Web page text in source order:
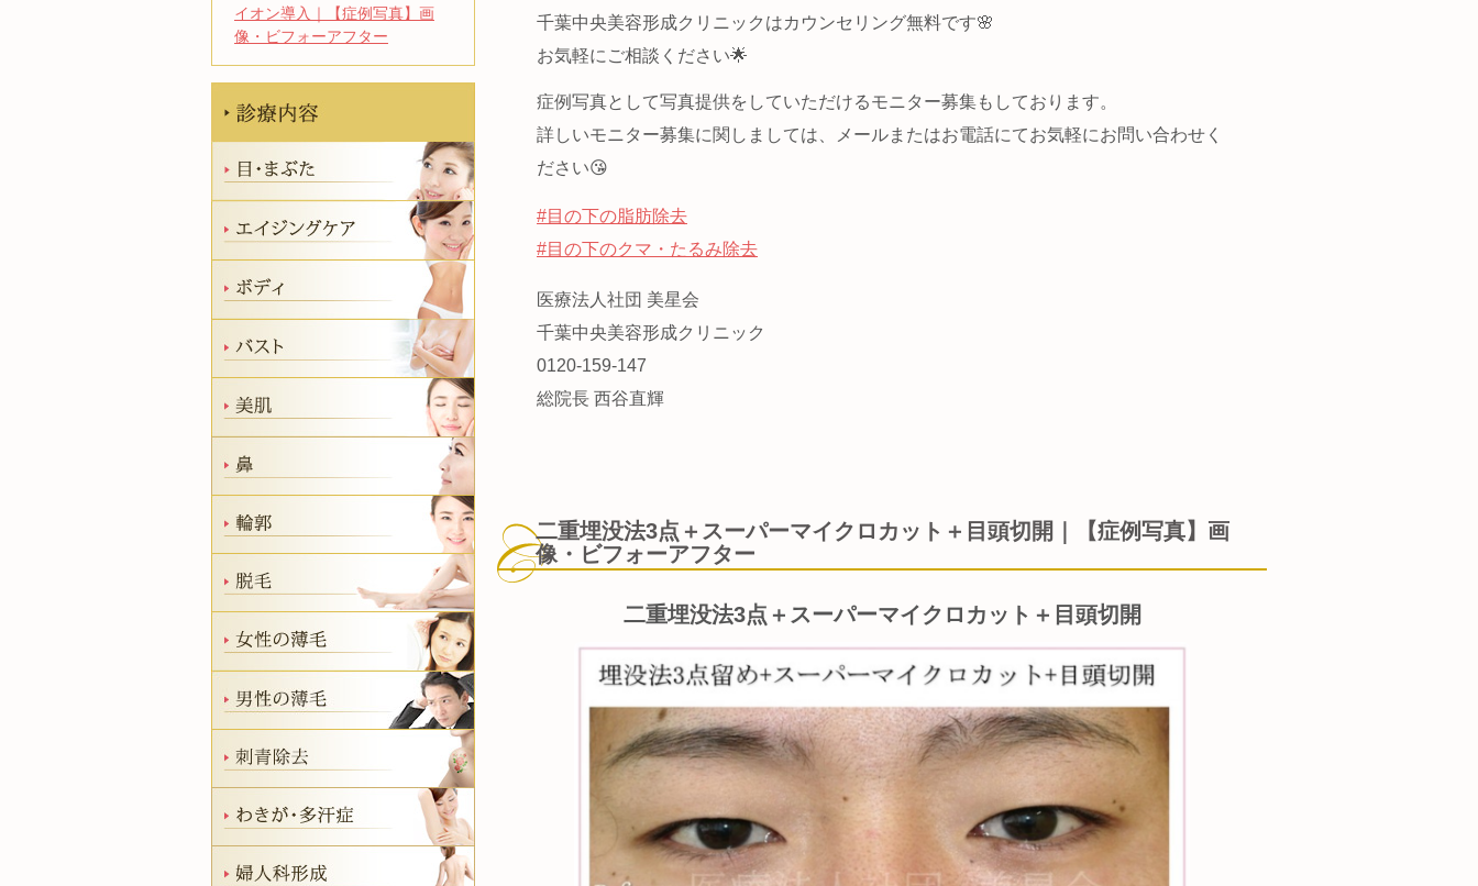
イオン導入｜【症例写真】画
像・ビフォーアフター
千葉中央美容形成クリニックはカウンセリング無料です🌸
お気軽にご相談ください🌟
症例写真として写真提供をしていただけるモニター募集もしております。
詳しいモニター募集に関しましては、メールまたはお電話にてお気軽にお問い合わせく
ださい😘
#目の下の脂肪除去
#目の下のクマ・たるみ除去
医療法人社団 美星会
千葉中央美容形成クリニック
0120-159-147
総院長 西谷直輝
二重埋没法3点＋スーパーマイクロカット＋目頭切開｜【症例写真】画
像・ビフォーアフター
二重埋没法3点＋スーパーマイクロカット＋目頭切開